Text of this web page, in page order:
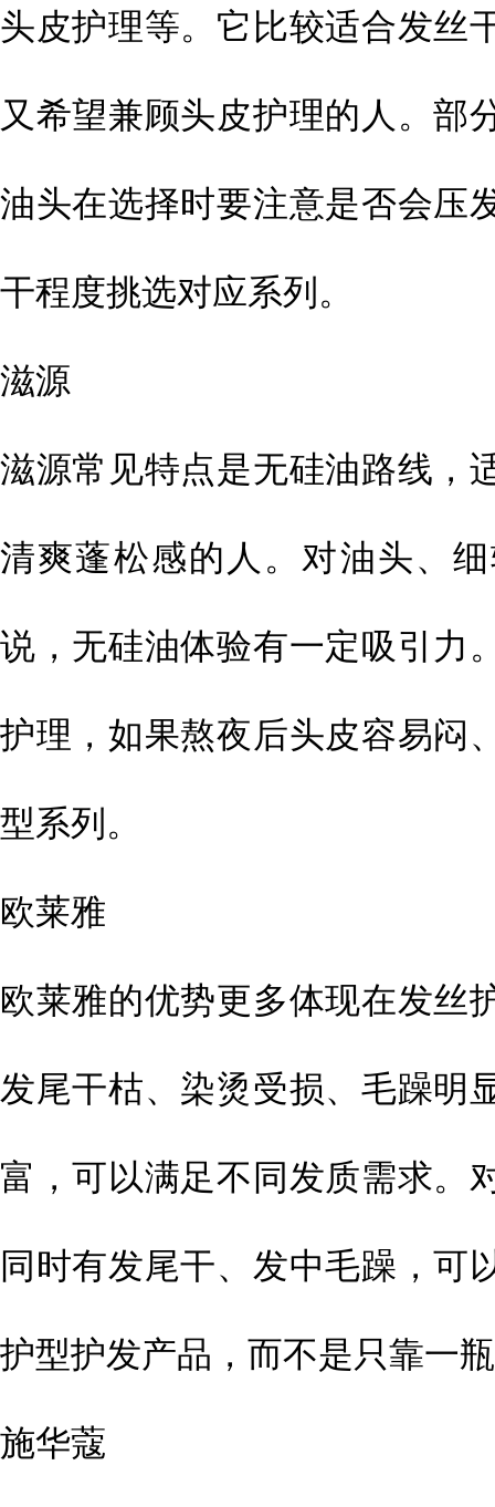
头皮护理等。它比较适合发丝
又希望兼顾头皮护理的人。部
油头在选择时要注意是否会压
干程度挑选对应系列。
滋源
滋源常见特点是无硅油路线，
清爽蓬松感的人。对油头、
说，无硅油体验有一定吸引力
护理，如果熬夜后头皮容易闷
型系列。
欧莱雅
欧莱雅的优势更多体现在发丝
发尾干枯、染烫受损、毛躁明
富，可以满足不同发质需求。
同时有发尾干、发中毛躁，可
护型护发产品，而不是只靠一
施华蔻